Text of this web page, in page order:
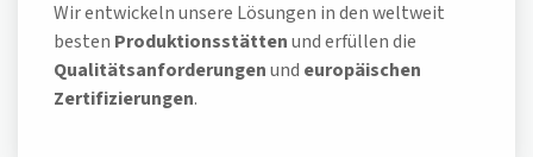
Wir entwickeln unsere Lösungen in den weltweit
besten Produktionsstättenund erfüllen die
Qualitätsanforderungenund europäischen
Zertifizierungen.